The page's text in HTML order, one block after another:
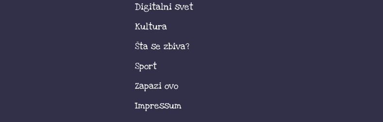
Digitalni svet
Kultura
Šta se zbiva?
Sport
Zapazi ovo
Impressum